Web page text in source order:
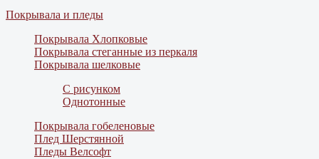
Покрывала и пледы
Покрывала Хлопковые
Покрывала стеганные из перкаля
Покрывала шелковые
С рисунком
Однотонные
Покрывала гобеленовые
Плед Шерстянной
Пледы Велсофт